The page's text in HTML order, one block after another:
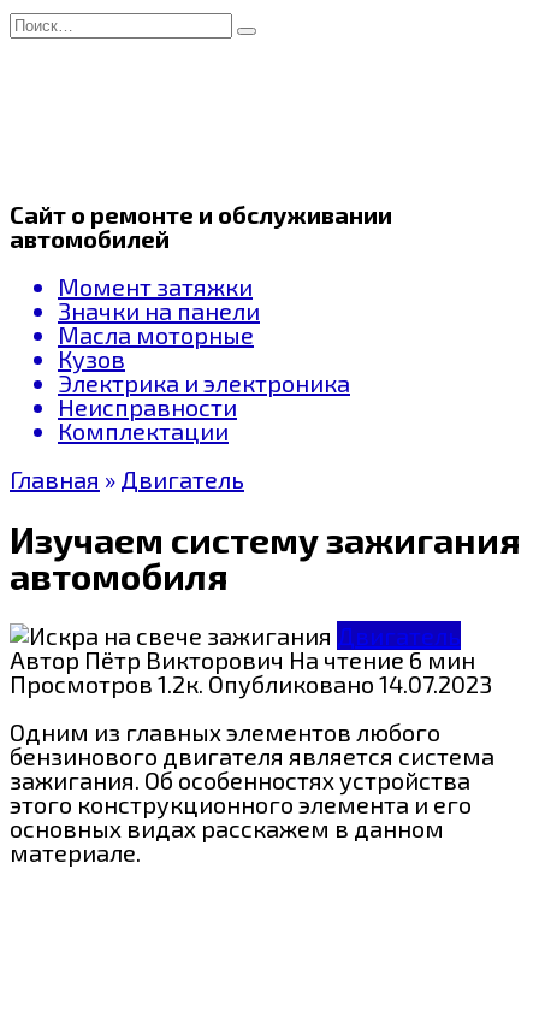
Перейти
к
Search
for:
Сайт о ремонте и обслуживании
автомобилей
Момент затяжки
Значки на панели
Масла моторные
Кузов
Электрика и электроника
Неисправности
Комплектации
Главная » Двигатель
Изучаем систему зажигания
автомобиля
Двигатель
Автор Пётр Викторович На чтение6 мин
Просмотров 1.2к. Опубликовано 14.07.2023
Одним из главных элементов любого
бензинового двигателя является система
зажигания. Об особенностях устройства
этого конструкционного элемента и его
основных видах расскажем в данном
материале.